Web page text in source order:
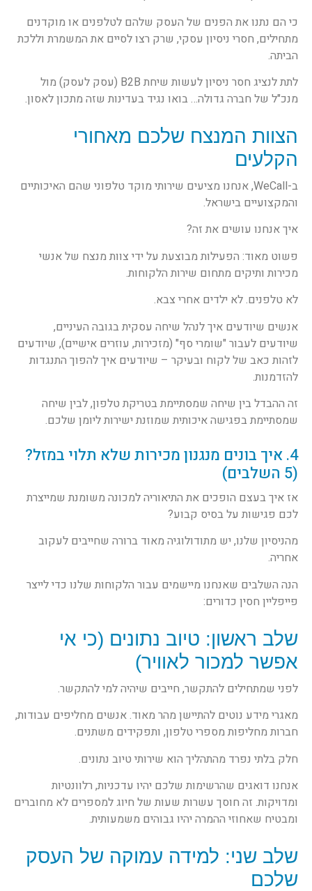
כי הם נתנו את הפנים של העסק שלהם לטלפנים או מוקדנים
מתחילים, חסרי ניסיון עסקי, שרק רצו לסיים את המשמרת וללכת
הביתה.
לתת לנציג חסר ניסיון לעשות שיחת B2B (עסק לעסק) מול
מנכ"ל של חברה גדולה… בואו נגיד בעדינות שזה מתכון לאסון.
הצוות המנצח שלכם מאחורי
הקלעים
ב-WeCall, אנחנו מציעים שירותי מוקד טלפוני שהם האיכותיים
והמקצועיים בישראל.
איך אנחנו עושים את זה?
פשוט מאוד: הפעילות מבוצעת על ידי צוות מנצח של אנשי
מכירות ותיקים מתחום שירות הלקוחות.
לא טלפנים. לא ילדים אחרי צבא.
אנשים שיודעים איך לנהל שיחה עסקית בגובה העיניים,
שיודעים לעבור "שומרי סף" (מזכירות, עוזרים אישיים), שיודעים
לזהות כאב של לקוח ובעיקר – שיודעים איך להפוך התנגדות
להזדמנות.
זה ההבדל בין שיחה שמסתיימת בטריקת טלפון, לבין שיחה
שמסתיימת בפגישה איכותית שמוזנת ישירות ליומן שלכם.
4. איך בונים מנגנון מכירות שלא תלוי במזל?
(5 השלבים)
אז איך בעצם הופכים את התיאוריה למכונה משומנת שמייצרת
לכם פגישות על בסיס קבוע?
מהניסיון שלנו, יש מתודולוגיה מאוד ברורה שחייבים לעקוב
אחריה.
הנה השלבים שאנחנו מיישמים עבור הלקוחות שלנו כדי לייצר
פייפליין חסין כדורים:
שלב ראשון: טיוב נתונים (כי אי
אפשר למכור לאוויר)
לפני שמתחילים להתקשר, חייבים שיהיה למי להתקשר.
מאגרי מידע נוטים להתיישן מהר מאוד. אנשים מחליפים עבודות,
חברות מחליפות מספרי טלפון, ותפקידים משתנים.
חלק בלתי נפרד מהתהליך הוא שירותי טיוב נתונים.
אנחנו דואגים שהרשימות שלכם יהיו עדכניות, רלוונטיות
ומדויקות. זה חוסך עשרות שעות של חיוג למספרים לא מחוברים
ומבטיח שאחוזי ההמרה יהיו גבוהים משמעותית.
שלב שני: למידה עמוקה של העסק
שלכם